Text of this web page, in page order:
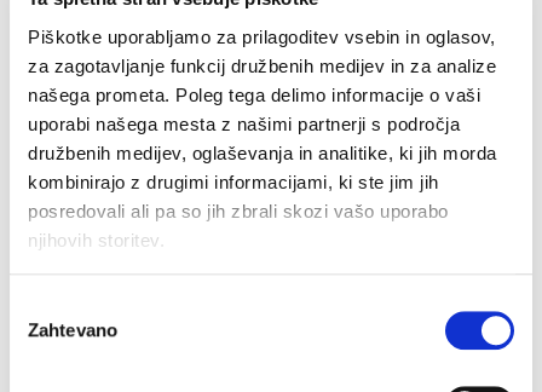
Piškotke uporabljamo za prilagoditev vsebin in oglasov,
za zagotavljanje funkcij družbenih medijev in za analize
našega prometa. Poleg tega delimo informacije o vaši
uporabi našega mesta z našimi partnerji s področja
družbenih medijev, oglaševanja in analitike, ki jih morda
kombinirajo z drugimi informacijami, ki ste jim jih
posredovali ali pa so jih zbrali skozi vašo uporabo
njihovih storitev.
soglasja
Zahtevano
Ulica Štefana Kovača 43, Murska Sobota
Odprto:09.00 - 20.00
Kontaktna številka:+387 70 433 676
MARIBOR (1135)